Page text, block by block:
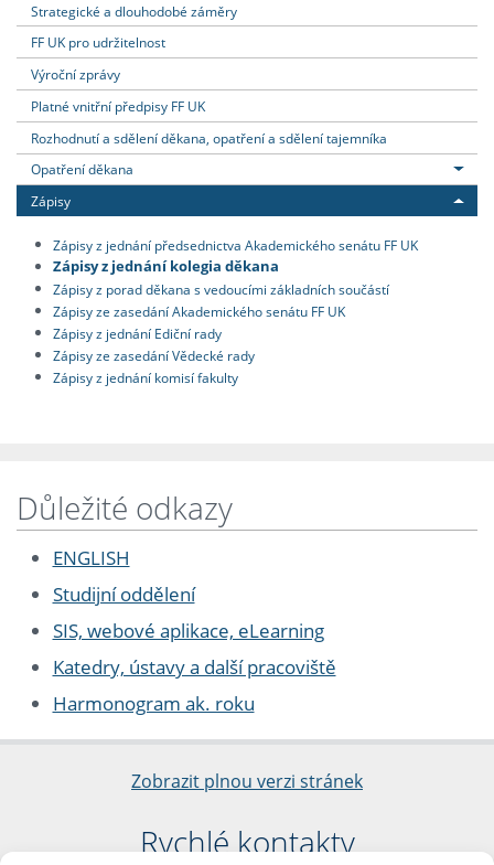
Strategické a dlouhodobé záměry
FF UK pro udržitelnost
Výroční zprávy
Platné vnitřní předpisy FF UK
Rozhodnutí a sdělení děkana, opatření a sdělení tajemníka
Opatření děkana
Zápisy
Zápisy z jednání předsednictva Akademického senátu FF UK
Zápisy z jednání kolegia děkana
Zápisy z porad děkana s vedoucími základních součástí
Zápisy ze zasedání Akademického senátu FF UK
Zápisy z jednání Ediční rady
Zápisy ze zasedání Vědecké rady
Zápisy z jednání komisí fakulty
Důležité odkazy
ENGLISH
Studijní oddělení
SIS, webové aplikace, eLearning
Katedry, ústavy a další pracoviště
Harmonogram ak. roku
Zobrazit plnou verzi stránek
Rychlé kontakty